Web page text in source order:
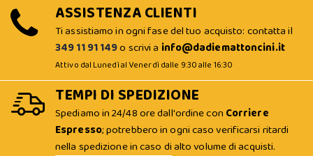
ASSISTENZA CLIENTI
Ti assistiamo in ogni fase del tuo acquisto: contatta il
349 11 91 149o scrivi a info@dadiemattoncini.it
Attivo dal Lunedì al Venerdì dalle 9:30 alle 16:30
TEMPI DI SPEDIZIONE
Spediamo in 24/48 ore dall'ordine con Corriere
Espresso; potrebbero in ogni caso verificarsi ritardi
nella spedizione in caso di alto volume di acquisti.